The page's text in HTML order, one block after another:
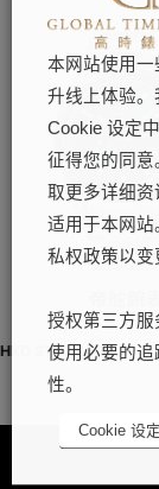
HKD $ 109,800
本网站使用
升线上体验。
Cookie 设定
征得您的同
取更多详细资
适用于本网
私权政策以变
授权第三方服
使用必要的
性。
Cookie 设定